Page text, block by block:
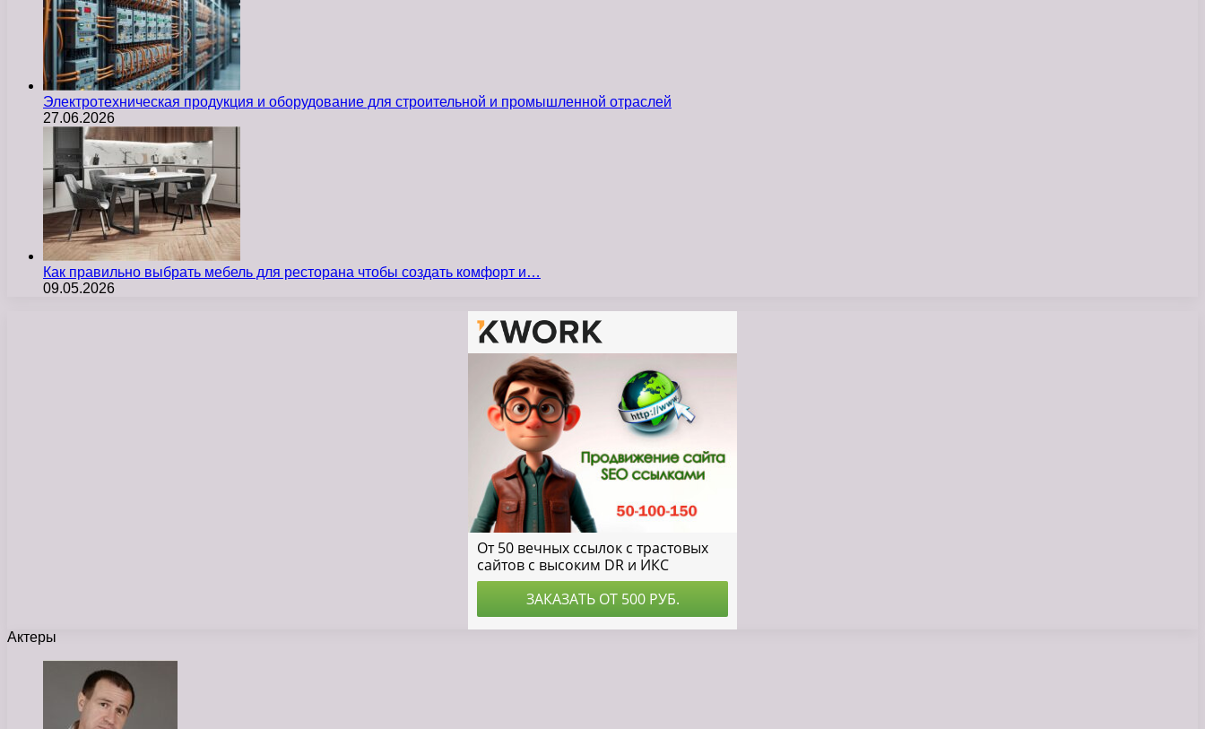
Электротехническая продукция и оборудование для строительной и промышленной отраслей
27.06.2026
Как правильно выбрать мебель для ресторана чтобы создать комфорт и…
09.05.2026
Актеры